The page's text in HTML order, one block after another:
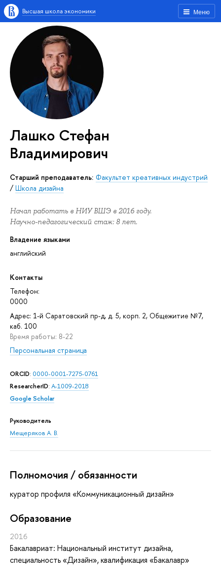
Меню
Высшая школа экономики
Лашко Стефан
Владимирович
Старший преподаватель: Факультет креативных индустрий
/ Школа дизайна
Начал работать в НИУ ВШЭ в 2016 году.
Научно-педагогический стаж: 8 лет.
Владение языками
английский
Контакты
Телефон:
0000
Адрес: 1-й Саратовский пр-д, д. 5, корп. 2, Общежитие №7,
каб. 100
Время работы: 8-22
Персональная страница
ORCID: 0000-0001-7275-0761
ResearcherID: A-1009-2018
Google Scholar
Руководитель
Мещеряков А. В.
Полномочия / обязанности
куратор профиля «Коммуникационный дизайн»
Oбразование
2016
Бакалавриат: Национальный институт дизайна,
специальность «Дизайн», квалификация «Бакалавр»